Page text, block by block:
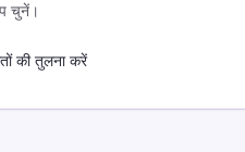
चुनें।
की तुलना करें